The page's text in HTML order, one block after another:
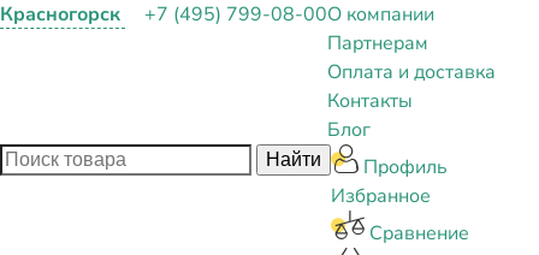
Красногорск +7 (495) 799-08-00О компании
Партнерам
Оплата и доставка
Контакты
Блог
Профиль
Избранное
Сравнение